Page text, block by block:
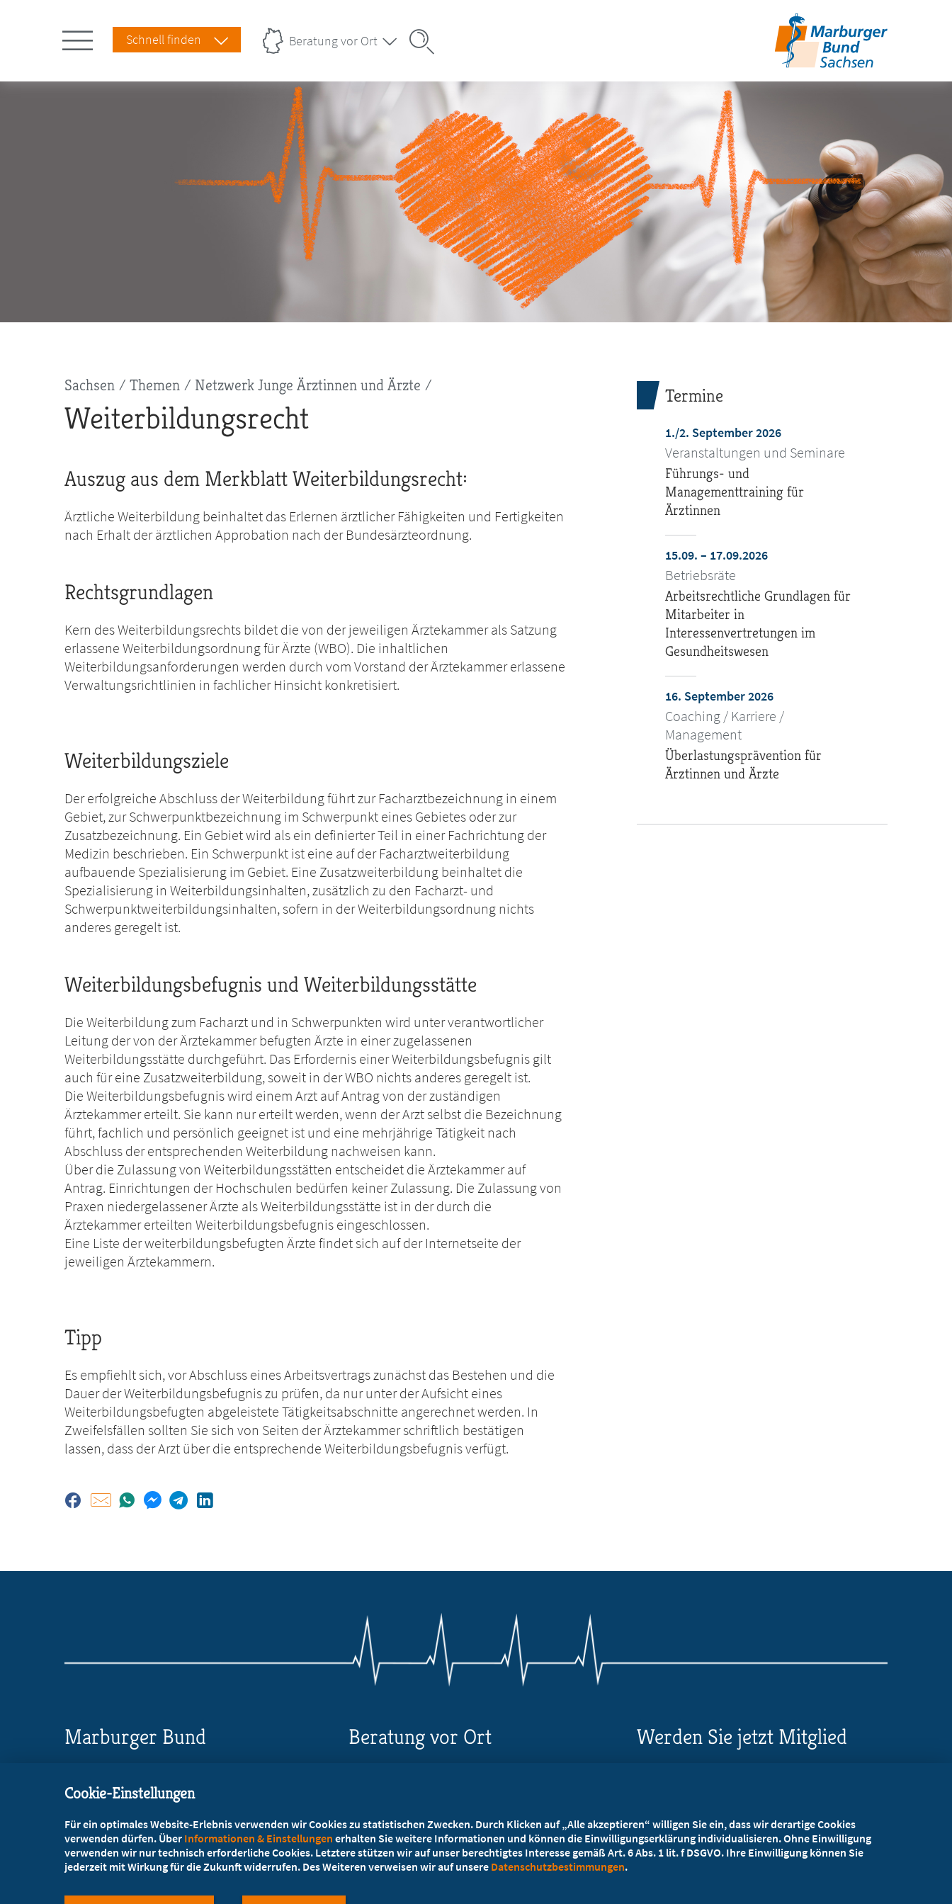
Schnell finden Beratung vor Ort
Pfadnavigation
Sachsen Themen Netzwerk Junge Ärztinnen und Ärzte
Weiterbildungsrecht
Auszug aus dem Merkblatt Weiterbildungsrecht:
Ärztliche Weiterbildung beinhaltet das Erlernen ärztlicher Fähigkeiten und Fertigkeiten
nach Erhalt der ärztlichen Approbation nach der Bundesärzteordnung.
Rechtsgrundlagen
Kern des Weiterbildungsrechts bildet die von der jeweiligen Ärztekammer als Satzung
erlassene Weiterbildungsordnung für Ärzte (WBO). Die inhaltlichen
Weiterbildungsanforderungen werden durch vom Vorstand der Ärztekammer erlassene
Verwaltungsrichtlinien in fachlicher Hinsicht konkretisiert.
Weiterbildungsziele
Der erfolgreiche Abschluss der Weiterbildung führt zur Facharztbezeichnung in einem
Gebiet, zur Schwerpunktbezeichnung im Schwerpunkt eines Gebietes oder zur
Zusatzbezeichnung. Ein Gebiet wird als ein definierter Teil in einer Fachrichtung der
Medizin beschrieben. Ein Schwerpunkt ist eine auf der Facharztweiterbildung
aufbauende Spezialisierung im Gebiet. Eine Zusatzweiterbildung beinhaltet die
Spezialisierung in Weiterbildungsinhalten, zusätzlich zu den Facharzt- und
Schwerpunktweiterbildungsinhalten, sofern in der Weiterbildungsordnung nichts
anderes geregelt ist.
Weiterbildungsbefugnis und Weiterbildungsstätte
Die Weiterbildung zum Facharzt und in Schwerpunkten wird unter verantwortlicher
Leitung der von der Ärztekammer befugten Ärzte in einer zugelassenen
Weiterbildungsstätte durchgeführt. Das Erfordernis einer Weiterbildungsbefugnis gilt
auch für eine Zusatzweiterbildung, soweit in der WBO nichts anderes geregelt ist.
Die Weiterbildungsbefugnis wird einem Arzt auf Antrag von der zuständigen
Ärztekammer erteilt. Sie kann nur erteilt werden, wenn der Arzt selbst die Bezeichnung
führt, fachlich und persönlich geeignet ist und eine mehrjährige Tätigkeit nach
Abschluss der entsprechenden Weiterbildung nachweisen kann.
Über die Zulassung von Weiterbildungsstätten entscheidet die Ärztekammer auf
Antrag. Einrichtungen der Hochschulen bedürfen keiner Zulassung. Die Zulassung von
Praxen niedergelassener Ärzte als Weiterbildungsstätte ist in der durch die
Ärztekammer erteilten Weiterbildungsbefugnis eingeschlossen.
Eine Liste der weiterbildungsbefugten Ärzte findet sich auf der Internetseite der
jeweiligen Ärztekammern.
Tipp
Es empfiehlt sich, vor Abschluss eines Arbeitsvertrags zunächst das Bestehen und die
Dauer der Weiterbildungsbefugnis zu prüfen, da nur unter der Aufsicht eines
Weiterbildungsbefugten abgeleistete Tätigkeitsabschnitte angerechnet werden. In
Zweifelsfällen sollten Sie sich von Seiten der Ärztekammer schriftlich bestätigen
lassen, dass der Arzt über die entsprechende Weiterbildungsbefugnis verfügt.
Termine
1./2. September 2026
Veranstaltungen und Seminare
Führungs- und
Managementtraining für
Ärztinnen
15.09. – 17.09.2026
Betriebsräte
Arbeitsrechtliche Grundlagen für
Mitarbeiter in
Interessenvertretungen im
Gesundheitswesen
16. September 2026
Coaching / Karriere /
Management
Überlastungsprävention für
Ärztinnen und Ärzte
Marburger Bund
Glacisstraße 2, 01099 Dresden
+49 351 47554-20
+49 351 47554-25
Beratung vor Ort Werden Sie jetzt Mitglied
Kostenlos für Studierende
Cookie-Einstellungen
Für ein optimales Website-Erlebnis verwenden wir Cookies zu statistischen Zwecken. Durch Klicken auf „Alle akzeptieren“ willigen Sie ein, dass wir derartige Cookies
verwenden dürfen. Über Informationen & Einstellungen erhalten Sie weitere Informationen und können die Einwilligungserklärung individualisieren. Ohne Einwilligung
verwenden wir nur technisch erforderliche Cookies. Letztere stützen wir auf unser berechtigtes Interesse gemäß Art. 6 Abs. 1 lit. f DSGVO. Ihre Einwilligung können Sie
jederzeit mit Wirkung für die Zukunft widerrufen. Des Weiteren verweisen wir auf unsere Datenschutzbestimmungen.